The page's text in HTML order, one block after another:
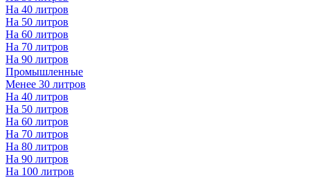
На 40 литров
На 50 литров
На 60 литров
На 70 литров
На 90 литров
Промышленные
Менее 30 литров
На 40 литров
На 50 литров
На 60 литров
На 70 литров
На 80 литров
На 90 литров
На 100 литров